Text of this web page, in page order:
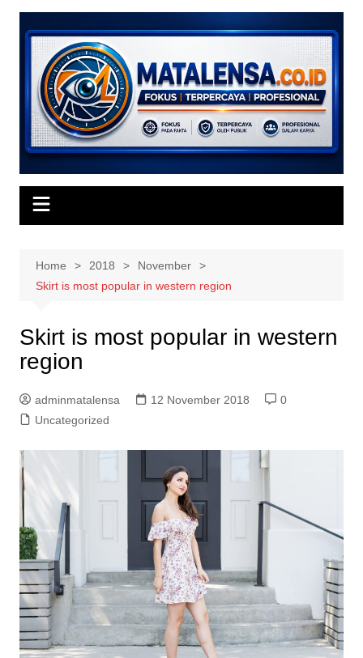
Skip
content
Home 2018
November
Skirt is most popular in western region
Skirt is most popular in western
region
adminmatalensa 12 November 2018
0
Uncategorized